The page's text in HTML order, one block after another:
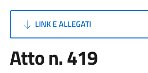
LINK E ALLEGATI
Atto n. 419